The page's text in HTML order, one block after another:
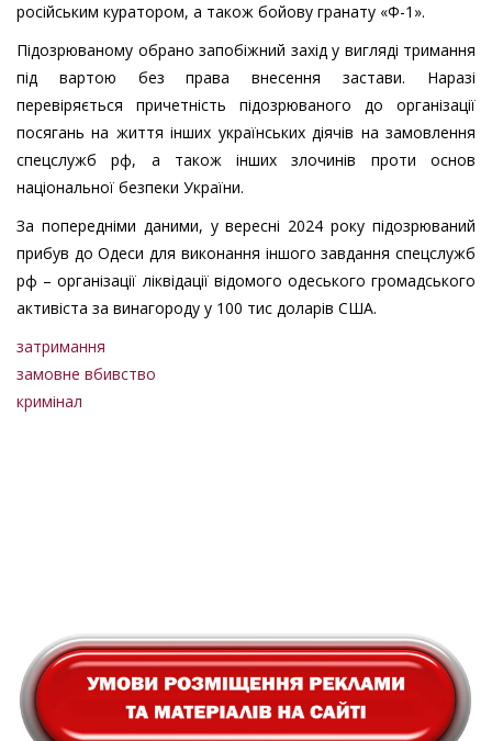
російським куратором, а також бойову гранату «Ф-1».
Підозрюваному обрано запобіжний захід у вигляді тримання
під вартою без права внесення застави. Наразі
перевіряється причетність підозрюваного до організації
посягань на життя інших українських діячів на замовлення
спецслужб рф, а також інших злочинів проти основ
національної безпеки України.
За попередніми даними, у вересні 2024 року підозрюваний
прибув до Одеси для виконання іншого завдання спецслужб
рф – організації ліквідації відомого одеського громадського
активіста за винагороду у 100 тис доларів США.
затримання
замовне вбивство
кримінал